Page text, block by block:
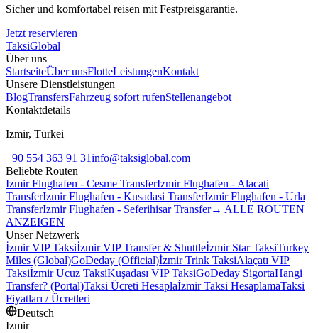
Sicher und komfortabel reisen mit Festpreisgarantie.
Jetzt reservieren
TaksiGlobal
Über uns
StartseiteÜber unsFlotteLeistungenKontakt
Unsere Dienstleistungen
BlogTransfersFahrzeug sofort rufenStellenangebot
Kontaktdetails
Izmir, Türkei
+90 554 363 91 31info@taksiglobal.com
Beliebte Routen
Izmir Flughafen - Cesme TransferIzmir Flughafen - Alacati
TransferIzmir Flughafen - Kusadasi TransferIzmir Flughafen - Urla
TransferIzmir Flughafen - Seferihisar Transfer→ ALLE ROUTEN
ANZEIGEN
Unser Netzwerk
İzmir VIP Taksiİzmir VIP Transfer & Shuttleİzmir Star TaksiTurkey
Miles (Global)GoDeday (Official)İzmir Trink TaksiAlaçatı VIP
Taksiİzmir Ucuz TaksiKuşadası VIP TaksiGoDeday SigortaHangi
Transfer? (Portal)Taksi Ücreti Hesaplaİzmir Taksi HesaplamaTaksi
Fiyatları / Ücretleri
Deutsch
Izmir